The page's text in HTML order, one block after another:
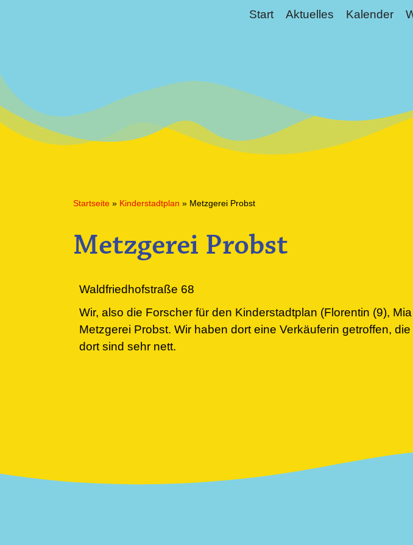
Start Aktuelles Kalender
Startseite » Kinderstadtplan » Metzgerei Probst
Metzgerei Probst
Waldfriedhofstraße 68
Wir, also die Forscher für den Kinderstadtplan (Florentin (9),
Metzgerei Probst. Wir haben dort eine Verkäuferin getroffen,
dort sind sehr nett.